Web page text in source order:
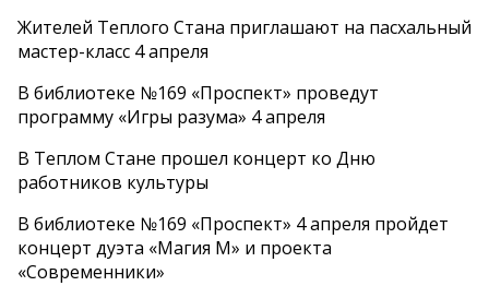
Жителей Теплого Стана приглашают на пасхальный
мастер-класс 4 апреля
В библиотеке №169 «Проспект» проведут
программу «Игры разума» 4 апреля
В Теплом Стане прошел концерт ко Дню
работников культуры
В библиотеке №169 «Проспект» 4 апреля пройдет
концерт дуэта «Магия М» и проекта
«Современники»